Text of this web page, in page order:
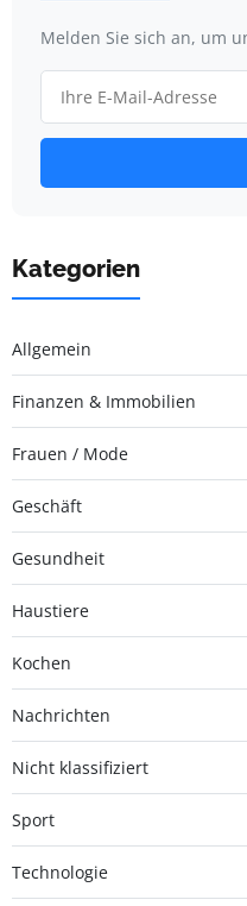
Melden Sie sich an, um
Kategorien
Allgemein
Finanzen & Immobilien
Frauen / Mode
Geschäft
Gesundheit
Haustiere
Kochen
Nachrichten
Nicht klassifiziert
Sport
Technologie